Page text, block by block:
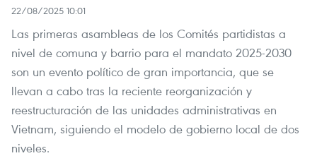
22/08/2025 10:01
Las primeras asambleas de los Comités partidistas a
nivel de comuna y barrio para el mandato 2025-2030
son un evento político de gran importancia, que se
llevan a cabo tras la reciente reorganización y
reestructuración de las unidades administrativas en
Vietnam, siguiendo el modelo de gobierno local de dos
niveles.